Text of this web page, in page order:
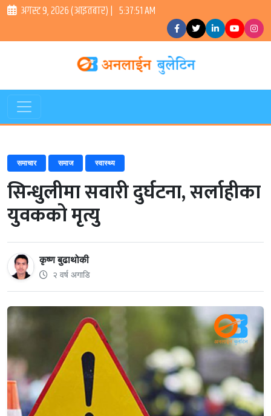
अगस्ट ९, २०२६ (आइतबार) | 5:37:52 AM
समाचार समाज स्वास्थ्य
सिन्धुलीमा सवारी दुर्घटना, सर्लाहीका
युवकको मृत्यु
कृष्ण बुढाथोकी
२ वर्ष अगाडि